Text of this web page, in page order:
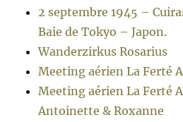
2 septembre 1945 –
Baie de Tokyo – Japon.
Wanderzirkus Rosarius
Meeting aérien La Ferté
Meeting aérien La Ferté
Antoinette & Roxanne